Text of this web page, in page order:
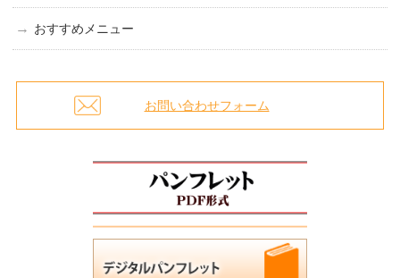
おすすめメニュー
お問い合わせフォーム